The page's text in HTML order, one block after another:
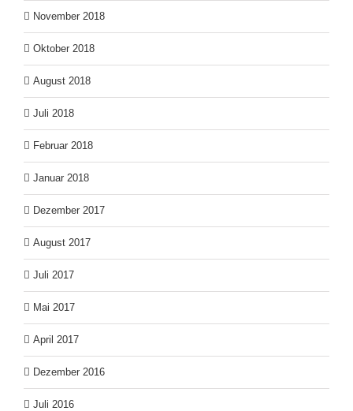
November 2018
Oktober 2018
August 2018
Juli 2018
Februar 2018
Januar 2018
Dezember 2017
August 2017
Juli 2017
Mai 2017
April 2017
Dezember 2016
Juli 2016